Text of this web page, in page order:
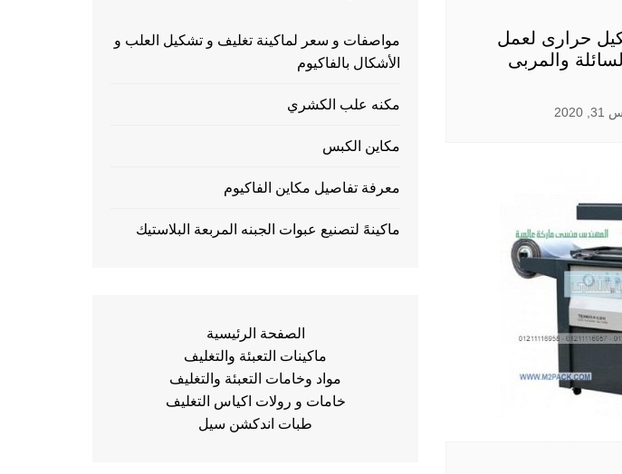
حرارى لعمل
والمربى
مواصفات و سعر لماكينة تغليف و تشكيل العلب و
الأشكال بالفاكيوم
مكنه علب الكشري
مكاين الكبس
معرفة تفاصيل مكاين الفاكيوم
ماكينهً لتصنيع عبوات الجبنه المربعة البلاستيك
الصفحة الرئيسية
ماكينات التعبئة والتغليف
مواد وخامات التعبئة والتغليف
خامات و رولات اكياس التغليف
طبات اندكشن سيل